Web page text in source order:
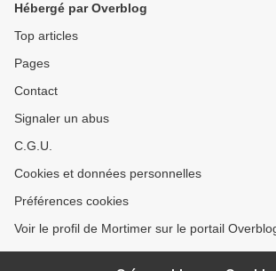
Hébergé par Overblog
Top articles
Pages
Contact
Signaler un abus
C.G.U.
Cookies et données personnelles
Préférences cookies
Voir le profil de Mortimer sur le portail